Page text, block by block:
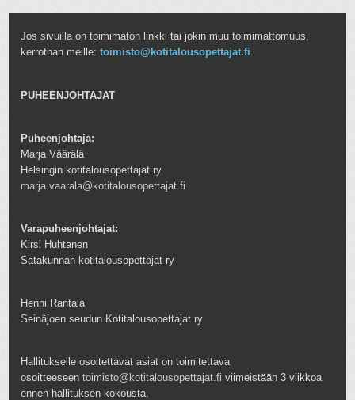
Jos sivuilla on toimimaton linkki tai jokin muu toimimattomuus,
kerrothan meille:toimisto@kotitalousopettajat.fi.
PUHEENJOHTAJAT
Puheenjohtaja:
Marja Väärälä
Helsingin kotitalousopettajat ry
marja.vaarala@kotitalousopettajat.fi
Varapuheenjohtajat:
Kirsi Huhtanen
Satakunnan kotitalousopettajat ry
Henni Rantala
Seinäjoen seudun Kotitalousopettajat ry
Hallitukselle osoitettavat asiat on toimitettava
osoitteeseentoimisto@kotitalousopettajat.fi viimeistään 3 viikkoa
ennen hallituksen kokousta.